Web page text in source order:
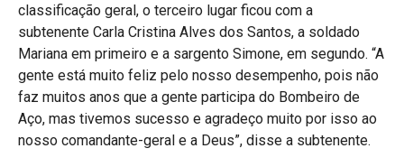
classificação geral, o terceiro lugar ficou com a
subtenente Carla Cristina Alves dos Santos, a soldado
Mariana em primeiro e a sargento Simone, em segundo. “A
gente está muito feliz pelo nosso desempenho, pois não
faz muitos anos que a gente participa do Bombeiro de
Aço, mas tivemos sucesso e agradeço muito por isso ao
nosso comandante-geral e a Deus”, disse a subtenente.